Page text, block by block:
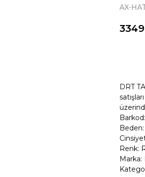
AX-
DRT
Renk:
Marka: